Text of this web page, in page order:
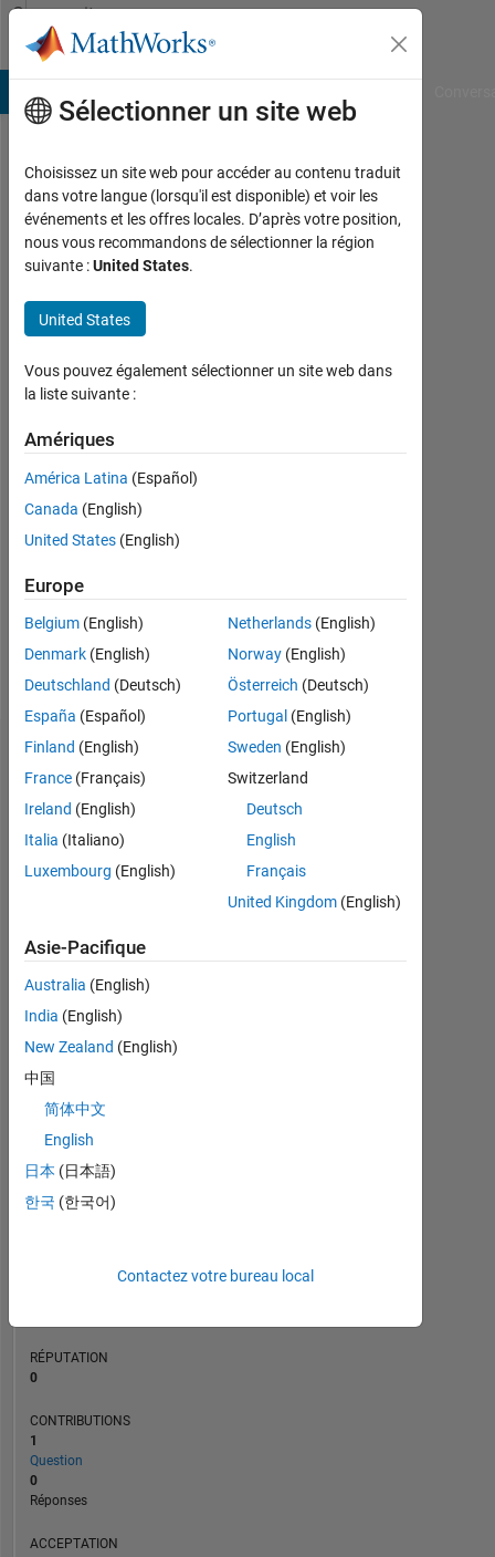
Passer au contenu
Community
Profile
izyan
izzati
Universiti
Teknologi
Mara
Actif
depuis
0
Following:
Follow
Message
Tableau de bord
Statistiques
MATLAB Answers
CONTRIBUTIONS
07/13
11/14
03/16
07/17
11/18
03/20
07/21
11/22
03/24
07/25
02/15
09/16
04/18
11/19
06/21
01/23
08/24
03/26
RANG
RÉPUTATION
0
CONTRIBUTIONS
1
Question
0
Réponses
ACCEPTATION
Sélectionner un site web
Choisissez un site web pour accéder au contenu traduit
dans votre langue (lorsqu'il est disponible) et voir les
événements et les offres locales. D’après votre position,
nous vous recommandons de sélectionner la région
suivante :United States.
United States
Vous pouvez également sélectionner un site web dans
la liste suivante :
Amériques
América Latina (Español)
Canada (English)
United States (English)
Europe
Belgium (English)
Denmark (English)
Deutschland (Deutsch)
España (Español)
Finland (English)
France (Français)
Ireland (English)
Italia (Italiano)
Luxembourg (English)
Netherlands(English)
Norway(English)
Österreich (Deutsch)
Portugal (English)
Sweden (English)
Switzerland
Deutsch
English
Français
United Kingdom(English)
Asie-Pacifique
Australia (English)
India (English)
New Zealand (English)
中国
简体中文
English
日本 (日本語)
한국 (한국어)
Contactez votre bureau local